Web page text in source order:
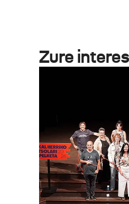
Zure